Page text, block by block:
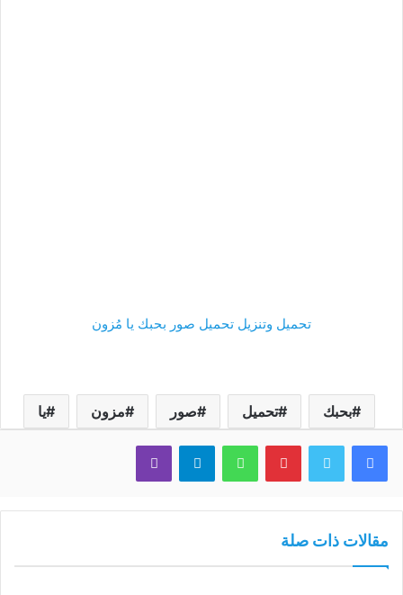
تحميل وتنزيل تحميل صور بحبك يا مُزون
بحبك تحميل صور مزون يا
فيسبوك تويتر بينتيريستواتساب تيلقرام ڤايبر
مقالات ذات صلة